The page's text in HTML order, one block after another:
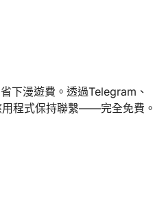
下漫遊費。透過Telegram、
程式保持聯繫——完全免費。